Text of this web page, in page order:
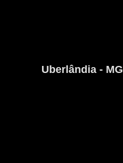
Uberlândia - MG